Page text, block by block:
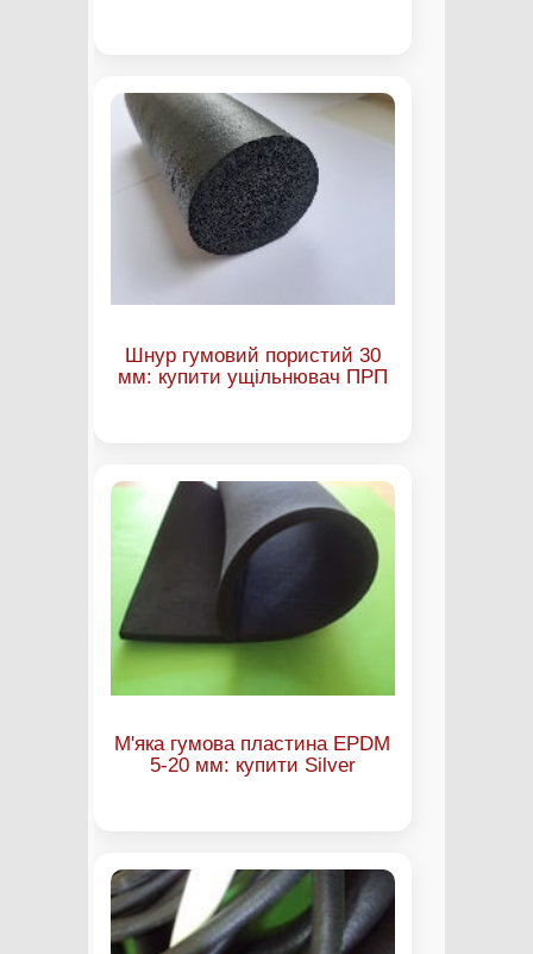
Шнур гумовий пористий 30
мм: купити ущільнювач ПРП
М'яка гумова пластина EPDM
5-20 мм: купити Silver